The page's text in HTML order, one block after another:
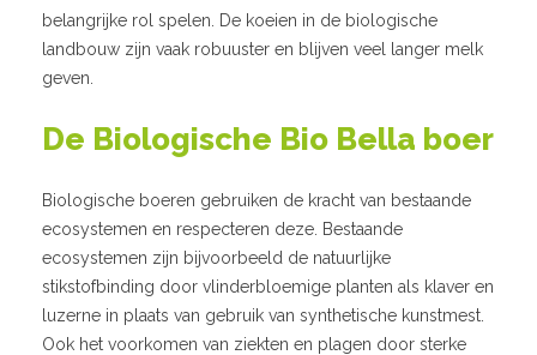
belangrijke rol spelen. De koeien in de biologische
landbouw zijn vaak robuuster en blijven veel langer melk
geven.
De Biologische Bio Bella boer
Biologische boeren gebruiken de kracht van bestaande
ecosystemen en respecteren deze. Bestaande
ecosystemen zijn bijvoorbeeld de natuurlijke
stikstofbinding door vlinderbloemige planten als klaver en
luzerne in plaats van gebruik van synthetische kunstmest.
Ook het voorkomen van ziekten en plagen door sterke